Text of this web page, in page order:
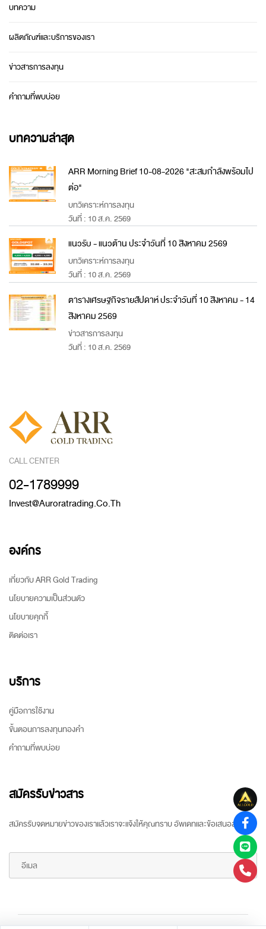
บทความ
ผลิตภัณฑ์และบริการของเรา
ข่าวสารการลงทุน
คำถามที่พบบ่อย
บทความล่าสุด
ARR Morning Brief 10-08-2026 "สะสมกำลังพร้อมไป
ต่อ"
บทวิเคราะห์การลงทุน
วันที่ : 10 ส.ค. 2569
แนวรับ - แนวต้าน ประจำวันที่ 10 สิงหาคม 2569
บทวิเคราะห์การลงทุน
วันที่ : 10 ส.ค. 2569
ตารางเศรษฐกิจรายสัปดาห์ ประจำวันที่ 10 สิงหาคม - 14
สิงหาคม 2569
ข่าวสารการลงทุน
วันที่ : 10 ส.ค. 2569
CALL CENTER
02-1789999
Invest@auroratrading.co.th
องค์กร
เกี่ยวกับ ARR Gold Trading
นโยบายความเป็นส่วนตัว
นโยบายคุกกี้
ติดต่อเรา
บริการ
คู่มือการใช้งาน
ขั้นตอนการลงทุนทองคำ
คำถามที่พบบ่อย
สมัครรับข่าวสาร
สมัครรับจดหมายข่าวของเราแล้วเราจะแจ้งให้คุณทราบ อัพเดทและข้อเสนอล่าสุด